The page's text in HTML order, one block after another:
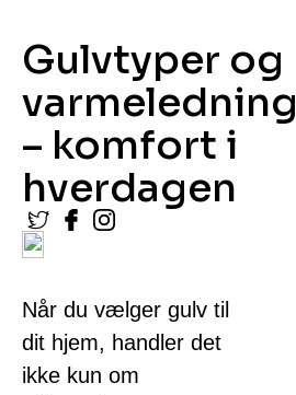
Gulvtyper og
varmeledning
– komfort i
hverdagen
Når du vælger gulv til
dit hjem, handler det
ikke kun om